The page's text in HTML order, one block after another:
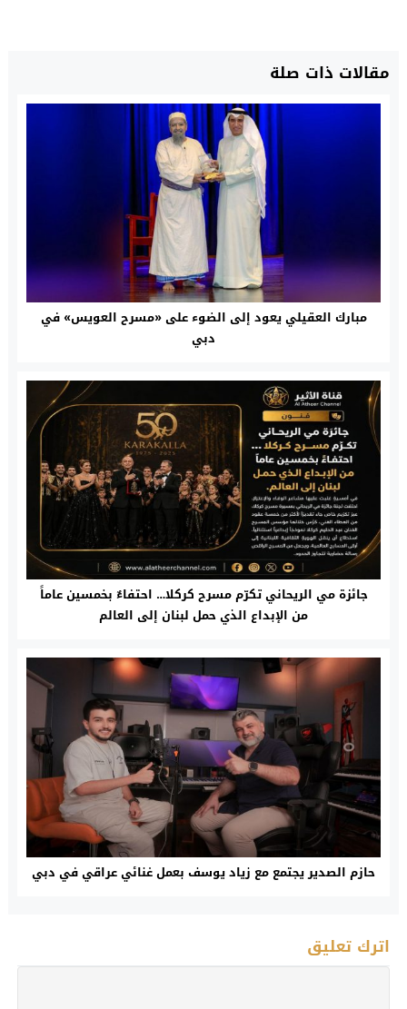
مقالات ذات صلة
مبارك العقيلي يعود إلى الضوء على «مسرح العويس» في
دبي
جائزة مي الريحاني تكرّم مسرح كركلا… احتفاءٌ بخمسين عاماً
من الإبداع الذي حمل لبنان إلى العالم
حازم الصدير يجتمع مع زياد يوسف بعمل غنائي عراقي في دبي
اترك تعليق